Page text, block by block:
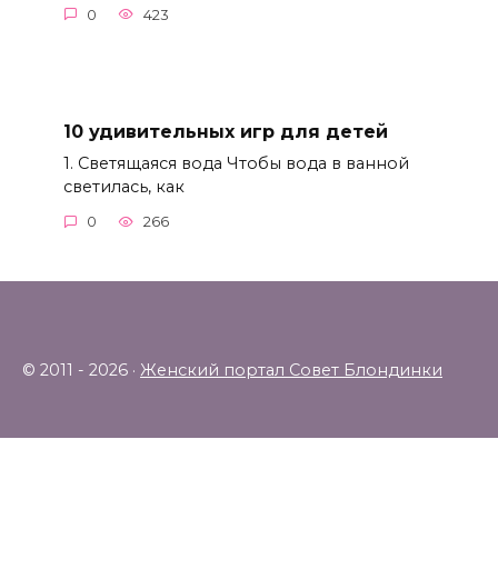
0 423
10 удивительных игр для детей
1. Светящаяся вода Чтобы вода в ванной
светилась, как
0 266
© 2011 - 2026 · Женский портал Совет Блондинки